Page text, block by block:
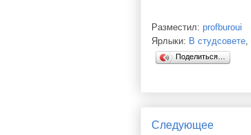
Разместил: profburoui
Ярлыки: В студсовете
Поделиться…
Следующее